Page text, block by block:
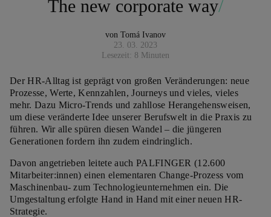
KontaktThe new corporate way
von Tomá Ivanov
23. 03. 2023
Lesezeit: 8 Minuten
Der HR-Alltag ist geprägt von großen Veränderungen: neue
Prozesse, Werte, Kennzahlen, Journeys und vieles, vieles
mehr. Dazu Micro-Trends und zahllose Herangehensweisen,
um diese veränderte Idee unserer Berufswelt in die Praxis zu
führen. Wir alle spüren diesen Wandel – die jüngeren
Generationen fordern ihn zudem eindringlich.
Davon angetrieben leitete auch PALFINGER (12.600
Mitarbeiter:innen) einen elementaren Change-Prozess vom
Maschinenbau- zum Technologieunternehmen ein. Die
Umgestaltung erfolgte Hand in Hand mit einer neuen HR-
Strategie.